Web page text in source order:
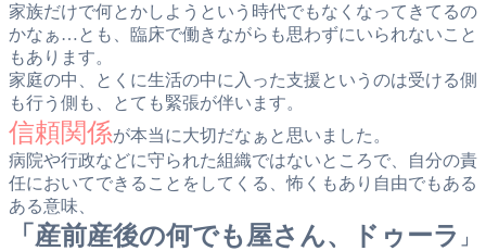
家族だけで何とかしようという時代でもなくなってきてるの
かなぁ…とも、臨床で働きながらも思わずにいられないこと
もあります。
家庭の中、とくに生活の中に入った支援というのは受ける側
も行う側も、とても緊張が伴います。
信頼関係が本当に大切だなぁと思いました。
病院や行政などに守られた組織ではないところで、自分の責
任においてできることをしてくる、怖くもあり自由でもある
ある意味、
「産前産後の何でも屋さん、ドゥーラ 」